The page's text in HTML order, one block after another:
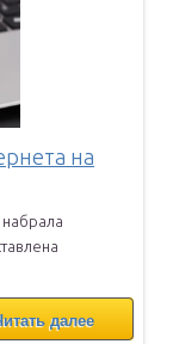
на
далее